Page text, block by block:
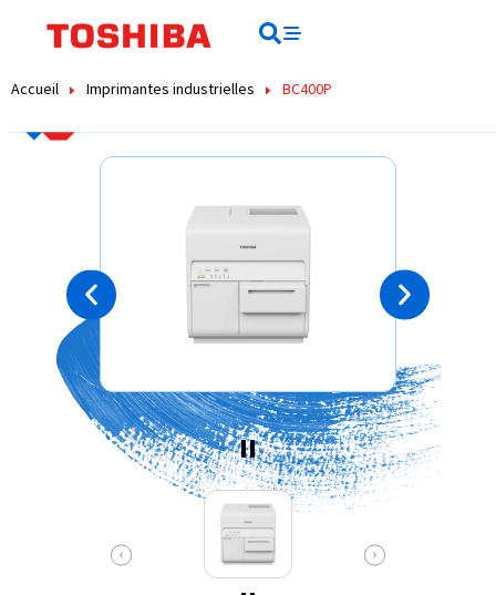
principal
Accueil Imprimantes industrielles BC400P